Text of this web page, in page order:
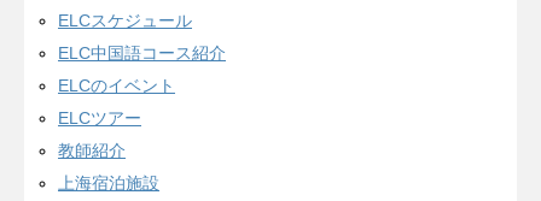
ELCスケジュール
ELC中国語コース紹介
ELCのイベント
ELCツアー
教師紹介
上海宿泊施設